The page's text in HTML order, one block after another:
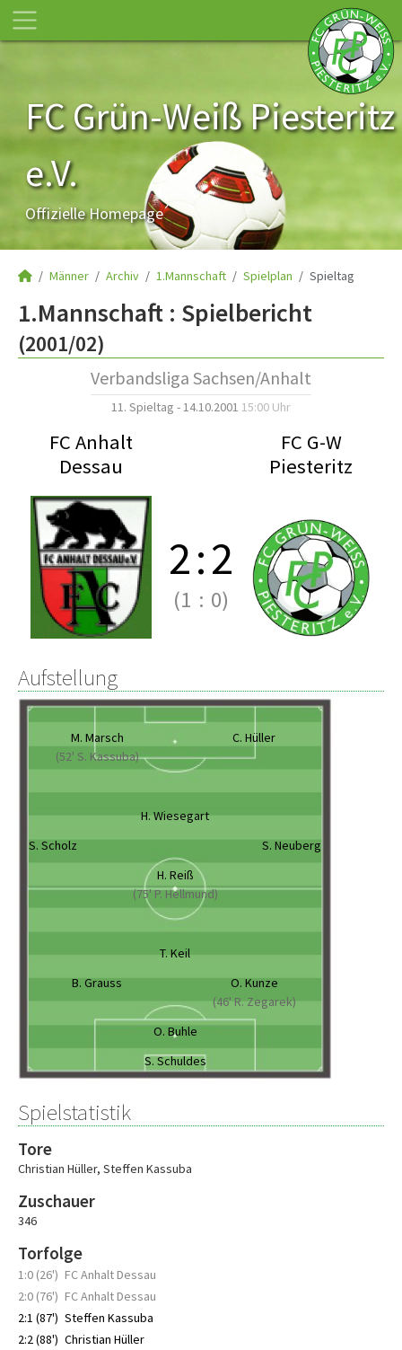
FC Grün-Weiß Piesteritz
e.V.
Offizielle Homepage
Männer Archiv 1.Mannschaft Spielplan Spieltag
1.Mannschaft : Spielbericht
(2001/02)
Verbandsliga Sachsen/Anhalt
11. Spieltag - 14.10.2001 15:00 Uhr
FC Anhalt
Dessau
FC G-W
Piesteritz
2:2
(1 : 0)
Aufstellung
M. Marsch
(52' S. Kassuba)
C. Hüller
H. Wiesegart
S. Scholz
S. Neuberg
H. Reiß
(75' P. Hellmund)
T. Keil
B. Grauss
O. Kunze
(46' R. Zegarek)
O. Buhle
S. Schuldes
Spielstatistik
Tore
Christian Hüller, Steffen Kassuba
Zuschauer
346
Torfolge
1:0 (26') FC Anhalt Dessau
2:0 (76') FC Anhalt Dessau
2:1 (87') Steffen Kassuba
2:2 (88') Christian Hüller